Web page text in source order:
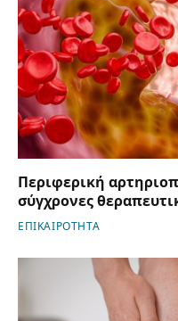
Περιφερική
σύγχρονες
ΕΠΙΚΑΙΡΟΤΗΤΑ